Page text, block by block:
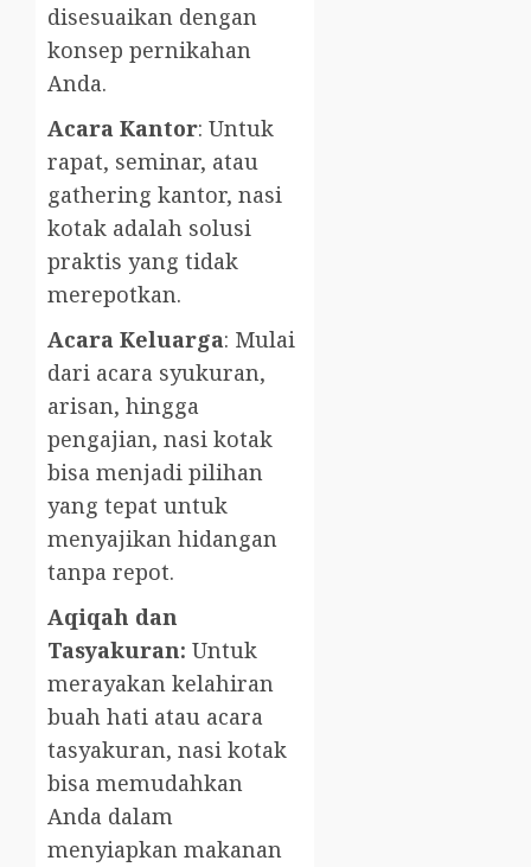
disesuaikan dengan
konsep pernikahan
Anda.
Acara Kantor: Untuk
rapat, seminar, atau
gathering kantor, nasi
kotak adalah solusi
praktis yang tidak
merepotkan.
Acara Keluarga: Mulai
dari acara syukuran,
arisan, hingga
pengajian, nasi kotak
bisa menjadi pilihan
yang tepat untuk
menyajikan hidangan
tanpa repot.
Aqiqah dan
Tasyakuran: Untuk
merayakan kelahiran
buah hati atau acara
tasyakuran, nasi kotak
bisa memudahkan
Anda dalam
menyiapkan makanan